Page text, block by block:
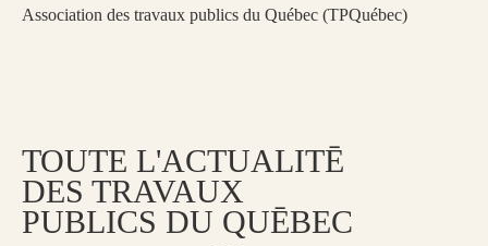
Association des travaux publics du Québec (TPQuébec)
TOUTE L'ACTUALITĒ
DES TRAVAUX
PUBLICS DU QUĒBEC